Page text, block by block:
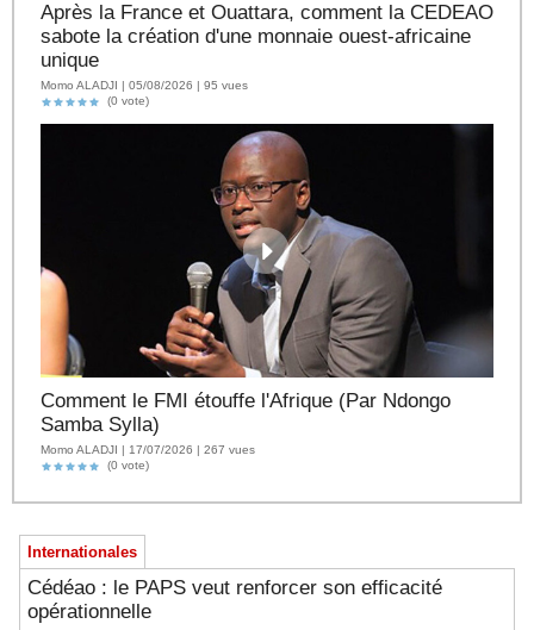
Après la France et Ouattara, comment la CEDEAO
sabote la création d'une monnaie ouest-africaine
unique
Momo ALADJI | 05/08/2026 | 95 vues
(0 vote)
Comment le FMI étouffe l'Afrique (Par Ndongo
Samba Sylla)
Momo ALADJI | 17/07/2026 | 267 vues
(0 vote)
Internationales
Cédéao : le PAPS veut renforcer son efficacité
opérationnelle